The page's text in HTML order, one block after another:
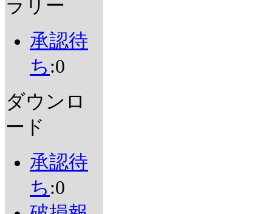
ラリー
承認待
ち :0
ダウンロ
ード
承認待
ち :0